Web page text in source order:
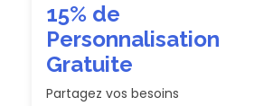
15% de
Personnalisation
Gratuite
Partagez vos besoins